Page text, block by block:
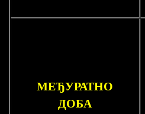
МЕЂУРАТНО
ДОБА